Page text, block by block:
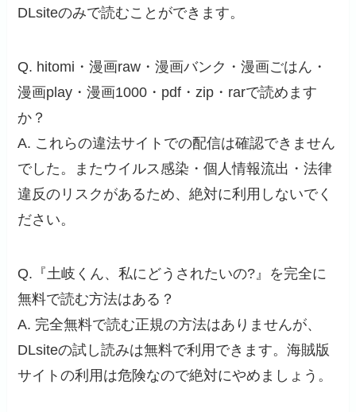
DLsiteのみで読むことができます。
Q. hitomi・漫画raw・漫画バンク・漫画ごはん・
漫画play・漫画1000・pdf・zip・rarで読めます
か？
A. これらの違法サイトでの配信は確認できません
でした。またウイルス感染・個人情報流出・法律
違反のリスクがあるため、絶対に利用しないでく
ださい。
Q.『土岐くん、私にどうされたいの?』を完全に
無料で読む方法はある？
A. 完全無料で読む正規の方法はありませんが、
DLsiteの試し読みは無料で利用できます。海賊版
サイトの利用は危険なので絶対にやめましょう。